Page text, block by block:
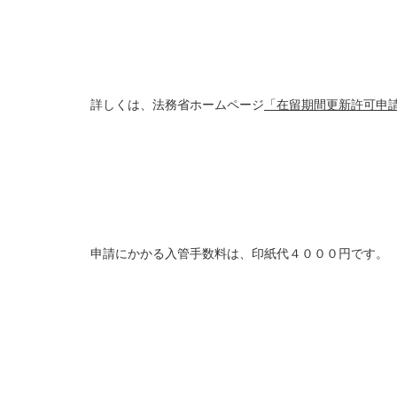
詳しくは、法務省ホームページ 「在留期間更新許可申
申請にかかる入管手数料は、印紙代４０００円です。